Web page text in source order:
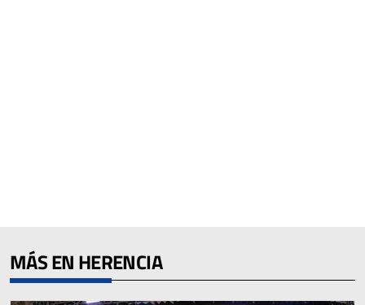
MÁS EN HERENCIA